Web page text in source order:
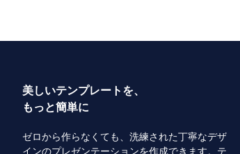
美しいテンプレートを、
もっと簡単に
ゼロから作らなくても、洗練された丁寧なデザ
インのプレゼンテーションを作成できます。テ